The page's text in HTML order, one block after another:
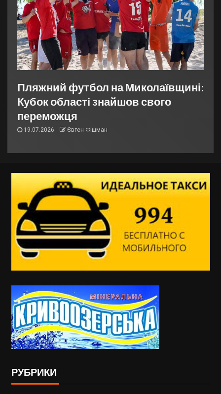
Пляжний футбол на Миколаївщині:
Кубок області знайшов свого
переможця
19.07.2026 Євген Фішман
РУБРИКИ